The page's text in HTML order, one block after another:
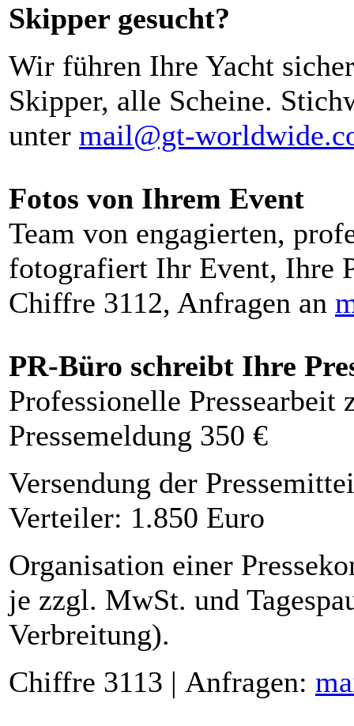
Skipper gesucht?
Wir führen Ihre Yacht
Skipper, alle Scheine.
unter mail@gt-
Fotos von Ihrem Event
Team von engagierten,
fotografiert Ihr Event, Ihre
Chiffre 3112, Anfragen an
PR-Büro schreibt Ihre
Professionelle Pressearbeit
Pressemeldung 350 €
Versendung der
Verteiler: 1.850 Euro
Organisation einer
je zzgl. MwSt. und
Verbreitung).
Chiffre 3113 | Anfragen: